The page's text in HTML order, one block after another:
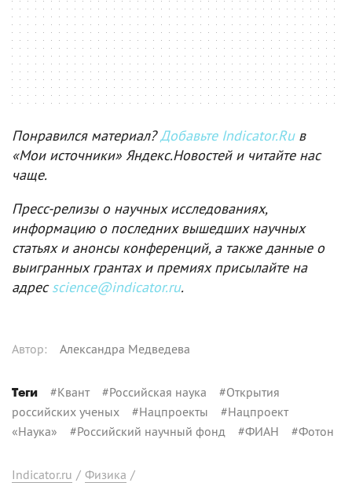
Понравился материал?Добавьте Indicator.Ruв
«Мои источники» Яндекс.Новостей и читайте нас
чаще.
Пресс-релизы о научных исследованиях,
информацию о последних вышедших научных
статьях и анонсы конференций, а также данные о
выигранных грантах и премиях присылайте на
адресscience@indicator.ru.
Автор: Александра Медведева
Теги #Квант#Российская наука #Открытия
российских ученых #Нацпроекты #Нацпроект
«Наука» #Российский научный фонд #ФИАН #Фотон
Indicator.ru / Физика /